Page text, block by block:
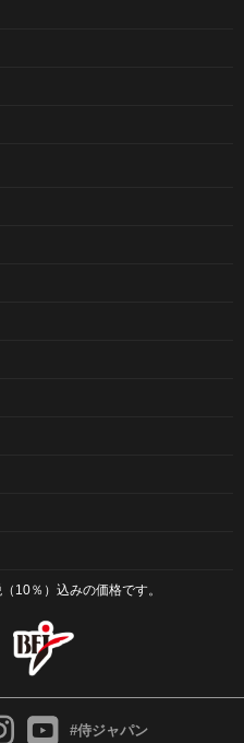
10％）込みの価格です。
#侍ジャパン